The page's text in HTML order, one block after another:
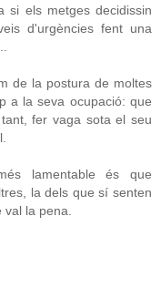
si els metges decidissin
d'urgències fent una
de la postura de moltes
a la seva ocupació: que
fer vaga sota el seu
lamentable és que
la dels que sí senten
la pena.